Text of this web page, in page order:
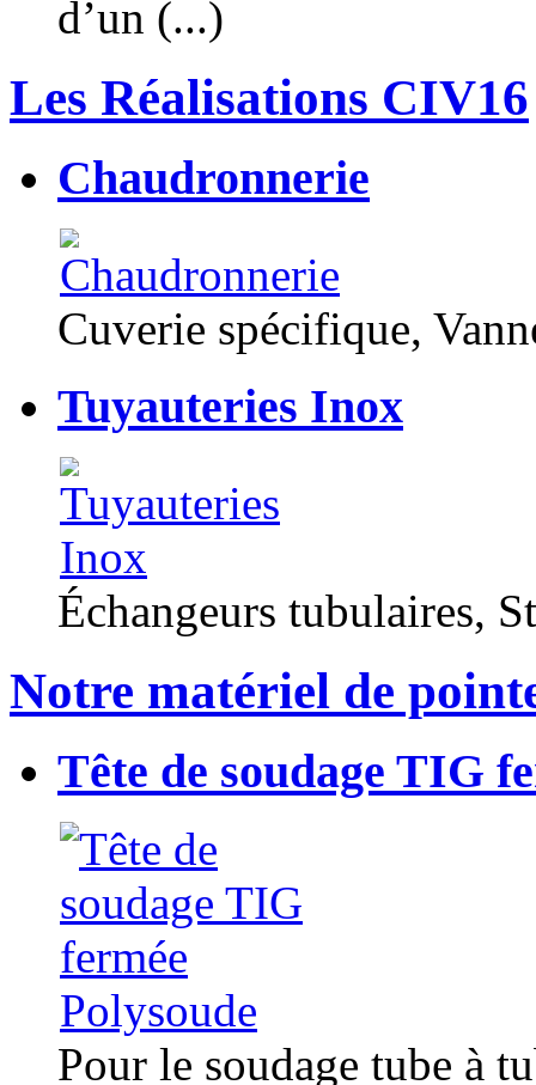
d’un (...)
Les Réalisations CIV16
Chaudronnerie
Cuverie spécifique,
Tuyauteries Inox
Échangeurs tubulaires,
Notre matériel de
Tête de soudage TIG
Pour le soudage tube à